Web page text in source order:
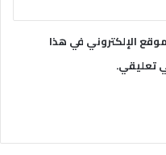
الإلكتروني في هذا
تعليقي.